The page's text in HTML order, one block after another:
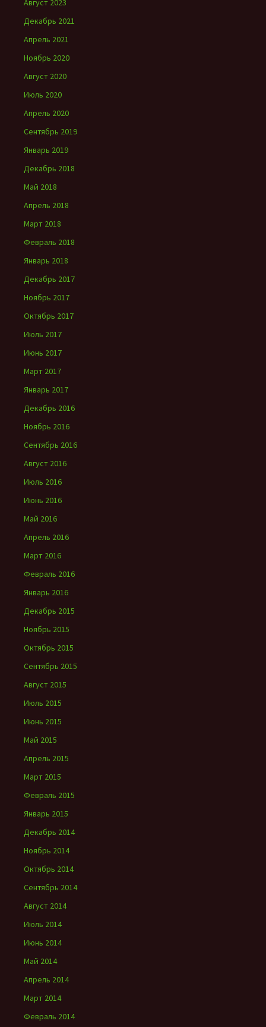
Август 2023
Декабрь 2021
Апрель 2021
Ноябрь 2020
Август 2020
Июль 2020
Апрель 2020
Сентябрь 2019
Январь 2019
Декабрь 2018
Май 2018
Апрель 2018
Март 2018
Февраль 2018
Январь 2018
Декабрь 2017
Ноябрь 2017
Октябрь 2017
Июль 2017
Июнь 2017
Март 2017
Январь 2017
Декабрь 2016
Ноябрь 2016
Сентябрь 2016
Август 2016
Июль 2016
Июнь 2016
Май 2016
Апрель 2016
Март 2016
Февраль 2016
Январь 2016
Декабрь 2015
Ноябрь 2015
Октябрь 2015
Сентябрь 2015
Август 2015
Июль 2015
Июнь 2015
Май 2015
Апрель 2015
Март 2015
Февраль 2015
Январь 2015
Декабрь 2014
Ноябрь 2014
Октябрь 2014
Сентябрь 2014
Август 2014
Июль 2014
Июнь 2014
Май 2014
Апрель 2014
Март 2014
Февраль 2014